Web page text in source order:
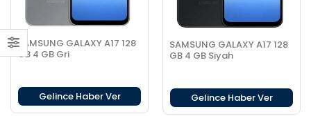
SAMSUNG GALAXY A17 128
GB 4 GB Gri
Gelince Haber Ver
SAMSUNG GALAXY A17 128
GB 4 GB Siyah
Gelince Haber Ver